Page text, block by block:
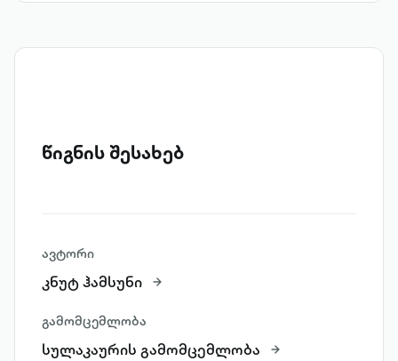
წიგნის შესახებ
ავტორი
კნუტ ჰამსუნი
გამომცემლობა
სულაკაურის გამომცემლობა